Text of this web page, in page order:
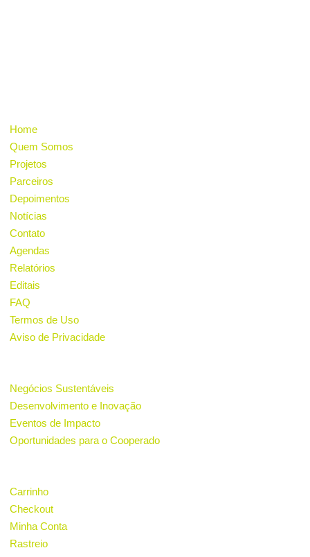
Home
Quem Somos
Projetos
Parceiros
Depoimentos
Notícias
Contato
Agendas
Relatórios
Editais
FAQ
Termos de Uso
Aviso de Privacidade
Negócios Sustentáveis
Desenvolvimento e Inovação
Eventos de Impacto
Oportunidades para o Cooperado
Carrinho
Checkout
Minha Conta
Rastreio